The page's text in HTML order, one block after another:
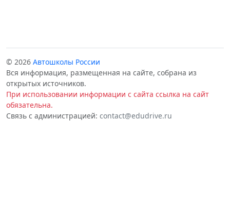
© 2026 Автошколы России
Вся информация, размещенная на сайте, собрана из
открытых источников.
При использовании информации с сайта ссылка на сайт
обязательна.
Связь с администрацией: contact@edudrive.ru